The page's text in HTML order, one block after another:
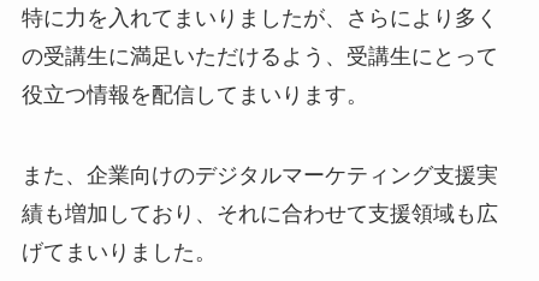
特に力を入れてまいりましたが、さらにより多く
の受講生に満足いただけるよう、受講生にとって
役立つ情報を配信してまいります。
また、企業向けのデジタルマーケティング支援実
績も増加しており、それに合わせて支援領域も広
げてまいりました。